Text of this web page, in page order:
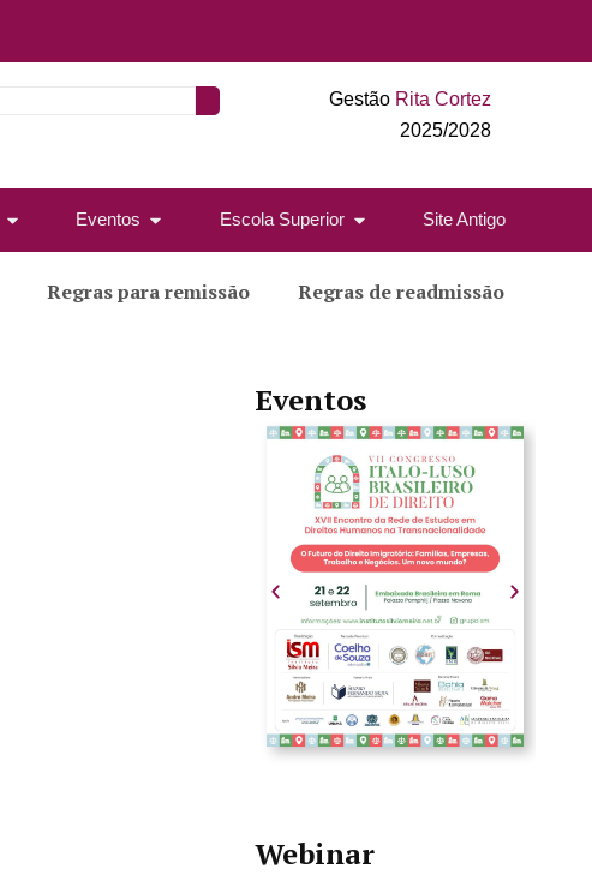
Gestão Rita Cortez
2025/2028
Eventos Escola Superior Site Antigo
Regras para remissão Regras de readmissão
Eventos
Webinar